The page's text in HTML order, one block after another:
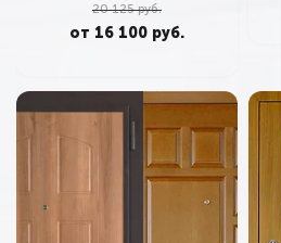
20 125 руб.
от 16 100 руб.